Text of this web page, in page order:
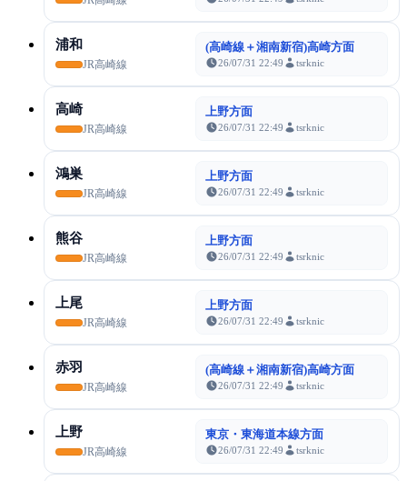
浦和
JR高崎線
(高崎線＋湘南新宿)高崎方面
26/07/31 22:49 tsrknic
高崎
JR高崎線
上野方面
26/07/31 22:49 tsrknic
鴻巣
JR高崎線
上野方面
26/07/31 22:49 tsrknic
熊谷
JR高崎線
上野方面
26/07/31 22:49 tsrknic
上尾
JR高崎線
上野方面
26/07/31 22:49 tsrknic
赤羽
JR高崎線
(高崎線＋湘南新宿)高崎方面
26/07/31 22:49 tsrknic
上野
JR高崎線
東京・東海道本線方面
26/07/31 22:49 tsrknic